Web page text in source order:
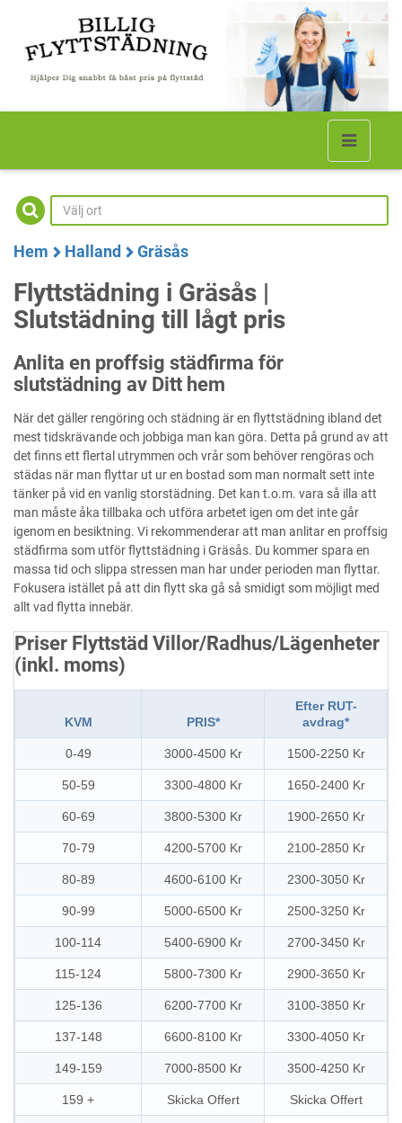
Hem Halland Gräsås
Flyttstädning i Gräsås |
Slutstädning till lågt pris
Anlita en proffsig städfirma för
slutstädning av Ditt hem
När det gäller rengöring och städning är en flyttstädning ibland det
mest tidskrävande och jobbiga man kan göra. Detta på grund av att
det finns ett flertal utrymmen och vrår som behöver rengöras och
städas när man flyttar ut ur en bostad som man normalt sett inte
tänker på vid en vanlig storstädning. Det kan t.o.m. vara så illa att
man måste åka tillbaka och utföra arbetet igen om det inte går
igenom en besiktning. Vi rekommenderar att man anlitar en proffsig
städfirma som utför flyttstädning i Gräsås. Du kommer spara en
massa tid och slippa stressen man har under perioden man flyttar.
Fokusera istället på att din flytt ska gå så smidigt som möjligt med
allt vad flytta innebär.
Priser Flyttstäd Villor/Radhus/Lägenheter
(inkl. moms)
KVM PRIS*
Efter RUT-
avdrag*
0-49 3000-4500 Kr 1500-2250 Kr
50-59 3300-4800 Kr 1650-2400 Kr
60-69 3800-5300 Kr 1900-2650 Kr
70-79 4200-5700 Kr 2100-2850 Kr
80-89 4600-6100 Kr 2300-3050 Kr
90-99 5000-6500 Kr 2500-3250 Kr
100-114 5400-6900 Kr 2700-3450 Kr
115-124 5800-7300 Kr 2900-3650 Kr
125-136 6200-7700 Kr 3100-3850 Kr
137-148 6600-8100 Kr 3300-4050 Kr
149-159 7000-8500 Kr 3500-4250 Kr
159 + Skicka Offert Skicka Offert